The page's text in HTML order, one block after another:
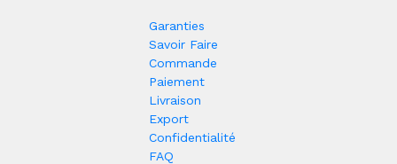
Garanties
Savoir Faire
Commande
Paiement
Livraison
Export
Confidentialité
FAQ